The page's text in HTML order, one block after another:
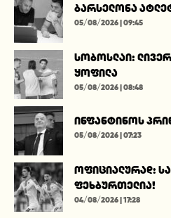
ბარსელონა
05/08/2026 | 09:45
სობოსლაი:
ყოფილა
05/08/2026 | 08:48
ინფანტინოს
05/08/2026 | 07:23
ოფიციალურად:
ფეხბურთელია!
04/08/2026 | 17:28